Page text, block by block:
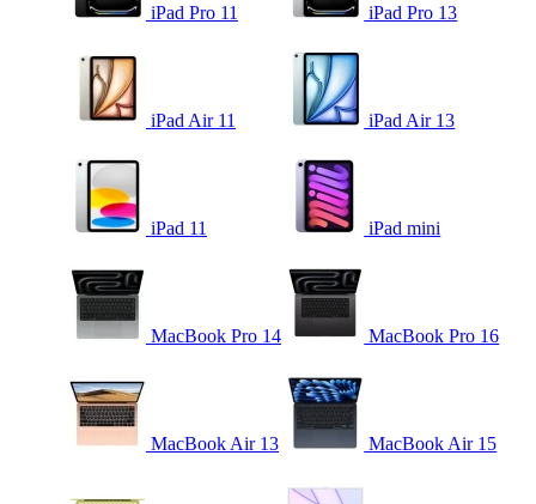
iPad Pro 11 iPad Pro 13
iPad Air 11 iPad Air 13
iPad 11 iPad mini
MacBook Pro 14 MacBook Pro 16
MacBook Air 13 MacBook Air 15